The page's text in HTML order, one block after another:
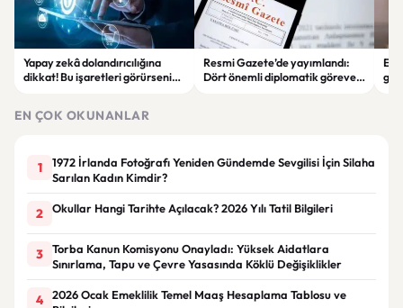
Yapay zekâ dolandırıcılığına
dikkat! Bu işaretleri görürseniz
Resmi Gazete’de yayımlandı:
Dört önemli diplomatik göreve
EN ÇOK OKUNANLAR
1
1972 İrlanda Fotoğrafı Yeniden Gündemde Sevgilisi İçin Silaha
Sarılan Kadın Kimdir?
2 Okullar Hangi Tarihte Açılacak? 2026 Yılı Tatil Bilgileri
3
Torba Kanun Komisyonu Onayladı: Yüksek Aidatlara
Sınırlama, Tapu ve Çevre Yasasında Köklü Değişiklikler
4
2026 Ocak Emeklilik Temel Maaş Hesaplama Tablosu ve